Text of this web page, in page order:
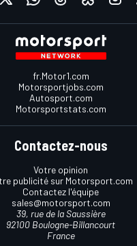
fr.Motor1.com
Motorsportjobs.com
Autosport.com
Motorsportstats.com
Contactez-nous
Votre opinion
publicité sur Motorsport.com
Contactez l'équipe
sales@motorsport.com
39, rue de la Saussière
92100 Boulogne-Billancourt
France